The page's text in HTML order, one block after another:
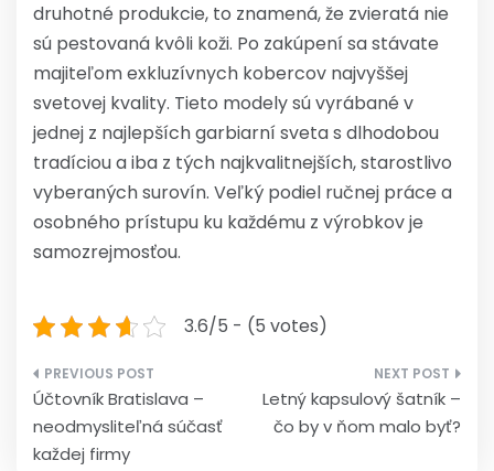
druhotné produkcie, to znamená, že zvieratá nie
sú pestovaná kvôli koži. Po zakúpení sa stávate
majiteľom exkluzívnych kobercov najvyššej
svetovej kvality. Tieto modely sú vyrábané v
jednej z najlepších garbiarní sveta s dlhodobou
tradíciou a iba z tých najkvalitnejších, starostlivo
vyberaných surovín. Veľký podiel ručnej práce a
osobného prístupu ku každému z výrobkov je
samozrejmosťou.
3.6/5 - (5 votes)
Navigace
pro
příspěvek
Účtovník Bratislava –
neodmysliteľná súčasť
každej firmy
Letný kapsulový šatník –
čo by v ňom malo byť?